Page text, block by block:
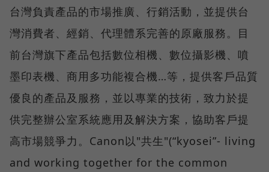
台灣負責產品的市場推廣、行銷活動，並提供台
灣消費者、經銷、代理體系完善的原廠服務。目
前台灣旗下產品包括數位相機、數位攝影機、噴
墨印表機、商用多功能複合機…等，提供客戶品質
優良的產品及服務，並以專業的技術，致力於提
供完整辦公室系統應用及解決方案，協助客戶提
高市場競爭力。Canon以"共生"(“kyosei”- living
and working together for the common